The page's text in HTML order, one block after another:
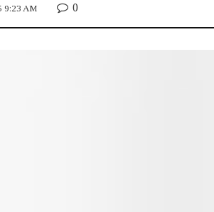
9:23 AM 0